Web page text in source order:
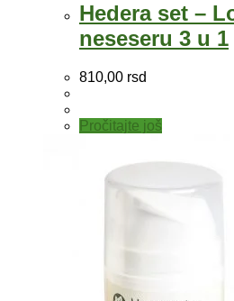
Hedera set –
neseseru 3 u 1
810,00 rsd
Pročitajte još